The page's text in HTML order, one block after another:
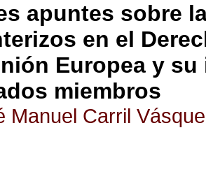
apuntes sobre
en el
Europea y
miembros
Manuel Carril